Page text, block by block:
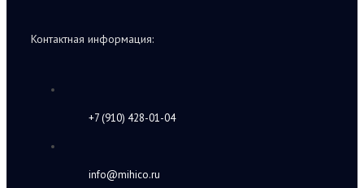
Контактная информация:
+7 (910) 428-01-04
info@mihico.ru